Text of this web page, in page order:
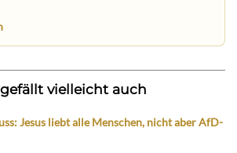
vielleicht auch
Jesus liebt alle Menschen, nicht aber AfD-